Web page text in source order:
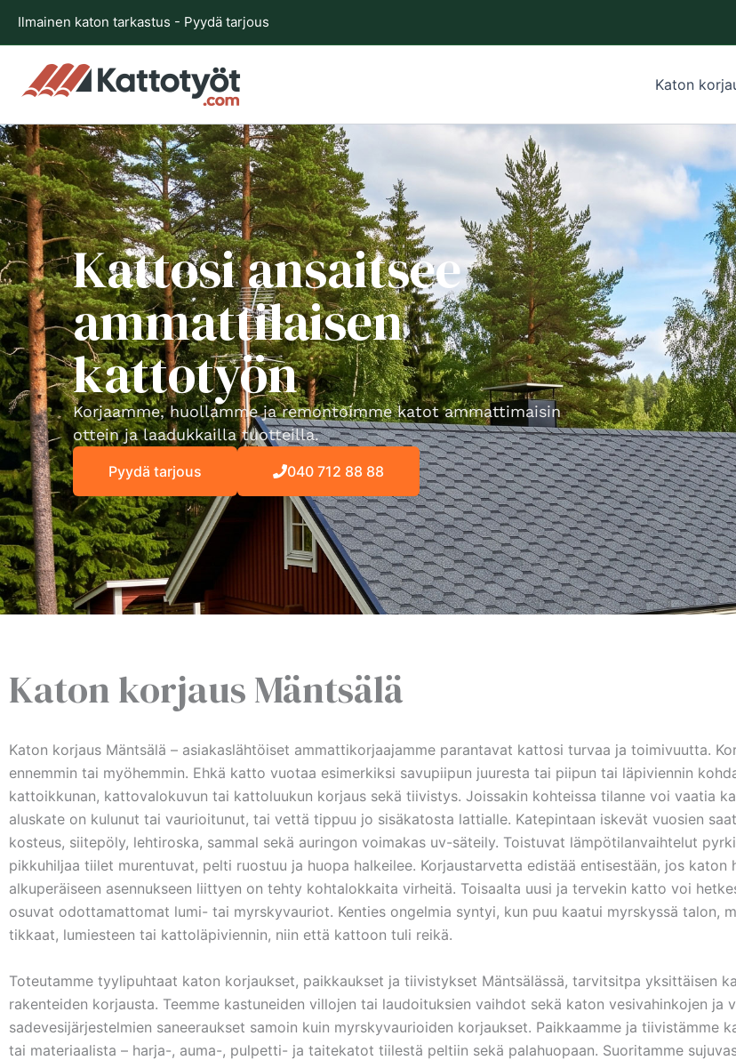
Ilmainen katon tarkastus - Pyydä tarjous
Katon
Kattosi ansaitsee
ammattilaisen
kattotyön
Korjaamme, huollamme ja remontoimme katot ammattimaisin
ottein ja laadukkailla tuotteilla.
Pyydä tarjous 040 712 88 88
Katon korjaus Mäntsälä
Katon korjaus Mäntsälä – asiakaslähtöiset ammattikorjaajamme parantavat kattosi turvaa ja toimivuutta.
ennemmin tai myöhemmin. Ehkä katto vuotaa esimerkiksi savupiipun juuresta tai piipun tai läpiviennin
kattoikkunan, kattovalokuvun tai kattoluukun korjaus sekä tiivistys. Joissakin kohteissa tilanne voi vaatia
aluskate on kulunut tai vaurioitunut, tai vettä tippuu jo sisäkatosta lattialle. Katepintaan iskevät vuosien
kosteus, siitepöly, lehtiroska, sammal sekä auringon voimakas uv-säteily. Toistuvat lämpötilanvaihtelut
pikkuhiljaa tiilet murentuvat, pelti ruostuu ja huopa halkeilee. Korjaustarvetta edistää entisestään, jos katon
alkuperäiseen asennukseen liittyen on tehty kohtalokkaita virheitä. Toisaalta uusi ja tervekin katto voi
osuvat odottamattomat lumi- tai myrskyvauriot. Kenties ongelmia syntyi, kun puu kaatui myrskyssä talon,
tikkaat, lumiesteen tai kattoläpiviennin, niin että kattoon tuli reikä.
Toteutamme tyylipuhtaat katon korjaukset, paikkaukset ja tiivistykset Mäntsälässä, tarvitsitpa yksittäisen
rakenteiden korjausta. Teemme kastuneiden villojen tai laudoituksien vaihdot sekä katon vesivahinkojen ja
sadevesijärjestelmien saneeraukset samoin kuin myrskyvaurioiden korjaukset. Paikkaamme ja tiivistämme
tai materiaalista – harja-, auma-, pulpetti- ja taitekatot tiilestä peltiin sekä palahuopaan. Suoritamme